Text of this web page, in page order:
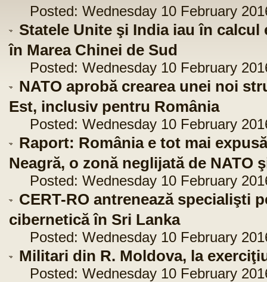
Posted: Wednesday 10 February
Statele Unite şi India iau în
în Marea Chinei de Sud
Posted: Wednesday 10 February
NATO aprobă crearea unei noi
Est, inclusiv pentru România
Posted: Wednesday 10 February
Raport: România e tot mai
Neagră, o zonă neglijată de NATO
Posted: Wednesday 10 February
CERT-RO antrenează specialişti
cibernetică în Sri Lanka
Posted: Wednesday 10 February
Militari din R. Moldova, la
Posted: Wednesday 10 February